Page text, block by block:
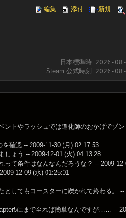
編集 添付 新規
日本標準時: 2026-
Steam 公式時刻: 2026-
トやラッシュでは道化師のおかげでゾ
確認 -- 2009-11-30 (月) 02:17:53
しょう -- 2009-12-01 (火) 04:13:28
て条件はなんなんだろうな？ -- 2009-
12-09 (水) 01:25:01
してもコースターに轢かれて終わる。 --
にまで至れば簡単なんですが…… --